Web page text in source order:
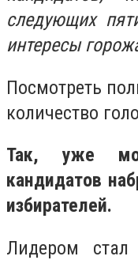
следующих
интересы
Посмотреть
количество
Так, уже
кандидатов
избирателей.
Лидером стал